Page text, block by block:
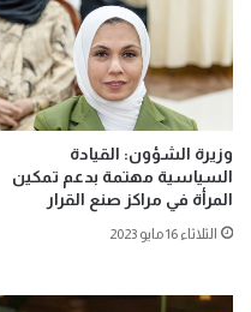
وزيرة الشؤون: القيادة
السياسية مهتمة بدعم تمكين
المرأة في مراكز صنع القرار
الثلاثاء 16 مايو 2023